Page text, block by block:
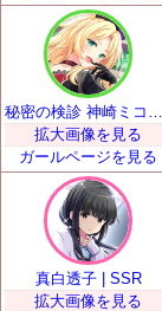
拡大画像を見る
ガールページを見る
真白透子 | SSR
拡大画像を見る